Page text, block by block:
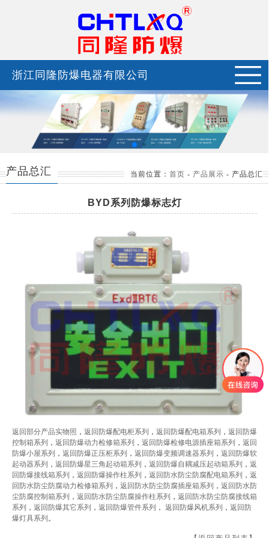
浙江同隆防爆电器有限公司
产品总汇 当前位置： 首页 - 产品展示 - 产品总汇
BYD系列防爆标志灯
返回部分产品实物照 ， 返回防爆配电柜系列 ， 返回防爆配电箱系列 ， 返回防爆
控制箱系列 ， 返回防爆动力检修箱系列 ， 返回防爆检修电源插座箱系列 ， 返回
防爆小屋系列 ， 返回防爆正压柜系列 ， 返回防爆变频调速器系列 ， 返回防爆软
起动器系列 ， 返回防爆星三角起动箱系列 ， 返回防爆自耦减压起动箱系列 ， 返
回防爆接线箱系列 ， 返回防爆操作柱系列 ， 返回防水防尘防腐配电箱系列 ， 返
回防水防尘防腐动力检修箱系列 ， 返回防水防尘防腐插座箱系列 ， 返回防水防
尘防腐控制箱系列 ， 返回防水防尘防腐操作柱系列 ， 返回防水防尘防腐接线箱
系列 ， 返回防爆其它系列 ， 返回防爆管件系列 ， 返回防爆风机系列 ， 返回防
爆灯具系列。